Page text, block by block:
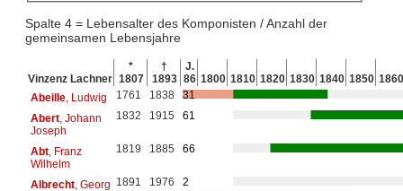
Spalte 4 = Lebensalter des Komponisten / Anzahl der
gemeinsamen Lebensjahre
Vinzenz Lachner
*
1807
†
1893
J.
86 1800 1810 1820 1830 1840 1850 1860
Abeille, Ludwig 1761 1838
31
Abert, Johann
Joseph
1832 1915 61
Abt, Franz
Wilhelm
1819 1885 66
Albrecht, Georg 1891 1976
2